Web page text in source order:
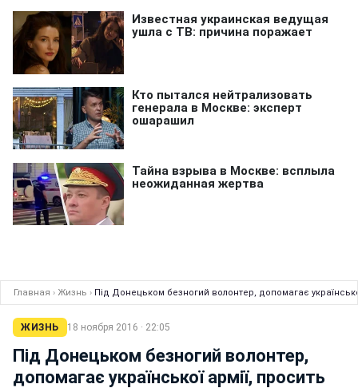
Главная › Жизнь › Під Донецьком безногий волонтер, допомагає
ЖИЗНЬ 18 ноября 2016 · 22:05
Під Донецьком безногий волонтер,
допомагає української армії, просить